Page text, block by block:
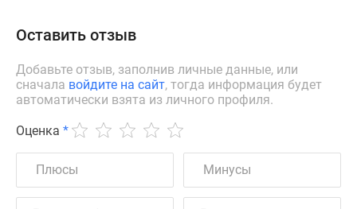
Оставить отзыв
Добавьте отзыв, заполнив личные данные, или
сначала войдите на сайт, тогда информация будет
автоматически взята из личного профиля.
Оценка *